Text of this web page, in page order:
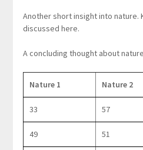
Another short insight into nature.
discussed here.
A concluding thought about
Nature 1 Nature 2
33 57
49 51